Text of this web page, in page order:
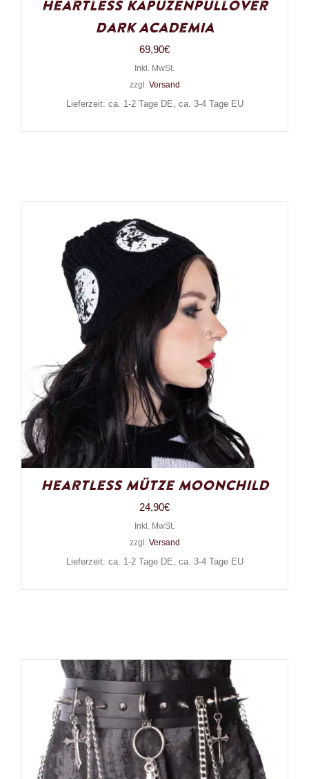
Heartless Kapuzenpullover
Dark Academia
69,90€
Inkl. MwSt.
zzgl. Versand
Lieferzeit: ca. 1-2 Tage DE, ca. 3-4 Tage EU
Heartless Mütze Moonchild
24,90€
Inkl. MwSt.
zzgl. Versand
Lieferzeit: ca. 1-2 Tage DE, ca. 3-4 Tage EU